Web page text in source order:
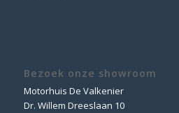
Bezoek onze showroom
Motorhuis De Valkenier
Dr. Willem Dreeslaan 10